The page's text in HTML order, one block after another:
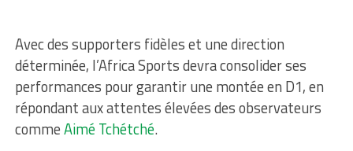
Avec des supporters fidèles et une direction
déterminée, l’Africa Sports devra consolider ses
performances pour garantir une montée en D1, en
répondant aux attentes élevées des observateurs
commeAimé Tchétché.